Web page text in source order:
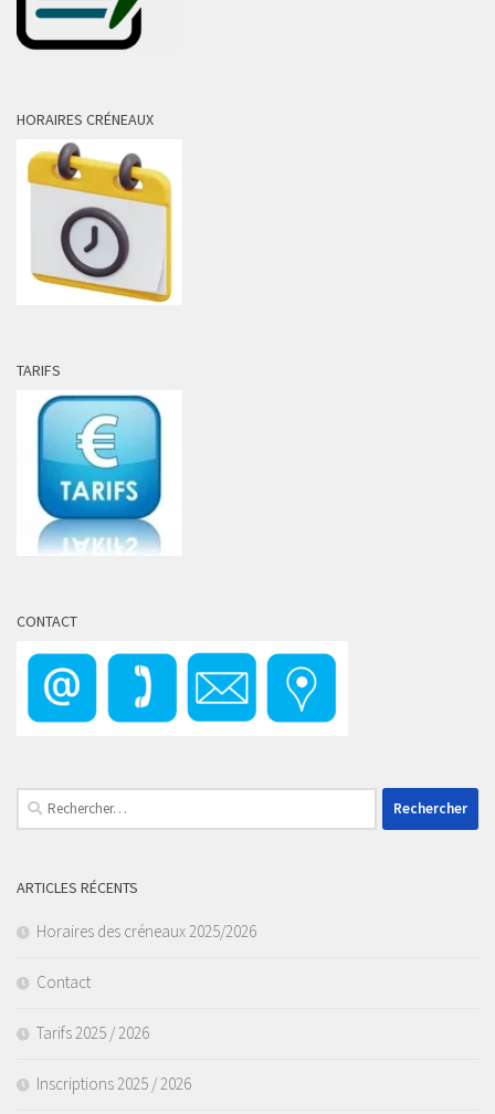
HORAIRES CRÉNEAUX
TARIFS
CONTACT
Rechercher :
ARTICLES RÉCENTS
Horaires des créneaux 2025/2026
Contact
Tarifs 2025 / 2026
Inscriptions 2025 / 2026